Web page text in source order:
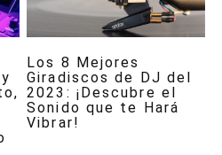
Los 8 Mejores
Giradiscos de DJ del
2023: ¡Descubre el
Sonido que te Hará
Vibrar!